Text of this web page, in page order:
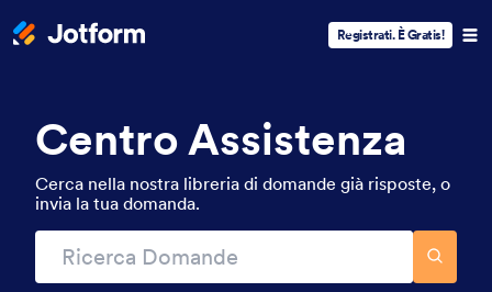
Registrati. È Gratis!
Centro Assistenza
Cerca nella nostra libreria di domande già risposte, o
invia la tua domanda.